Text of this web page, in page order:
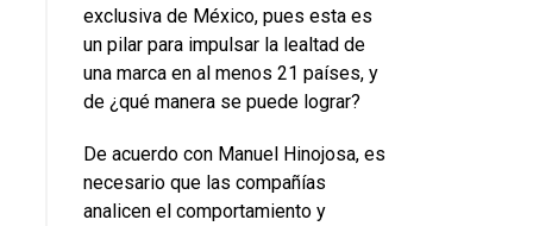
exclusiva de México, pues esta es
un pilar para impulsar la lealtad de
una marca en al menos 21 países, y
de ¿qué manera se puede lograr?
De acuerdo con Manuel Hinojosa, es
necesario que las compañías
analicen el comportamiento y